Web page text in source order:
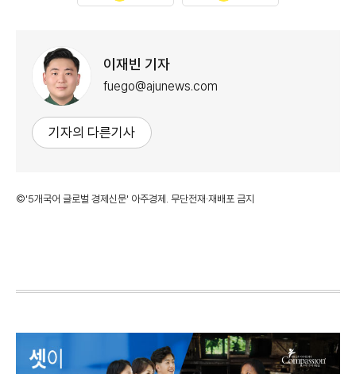
이재빈 기자
fuego@ajunews.com
기자의 다른기사
©'5개국어 글로벌 경제신문' 아주경제. 무단전재·재배포 금지